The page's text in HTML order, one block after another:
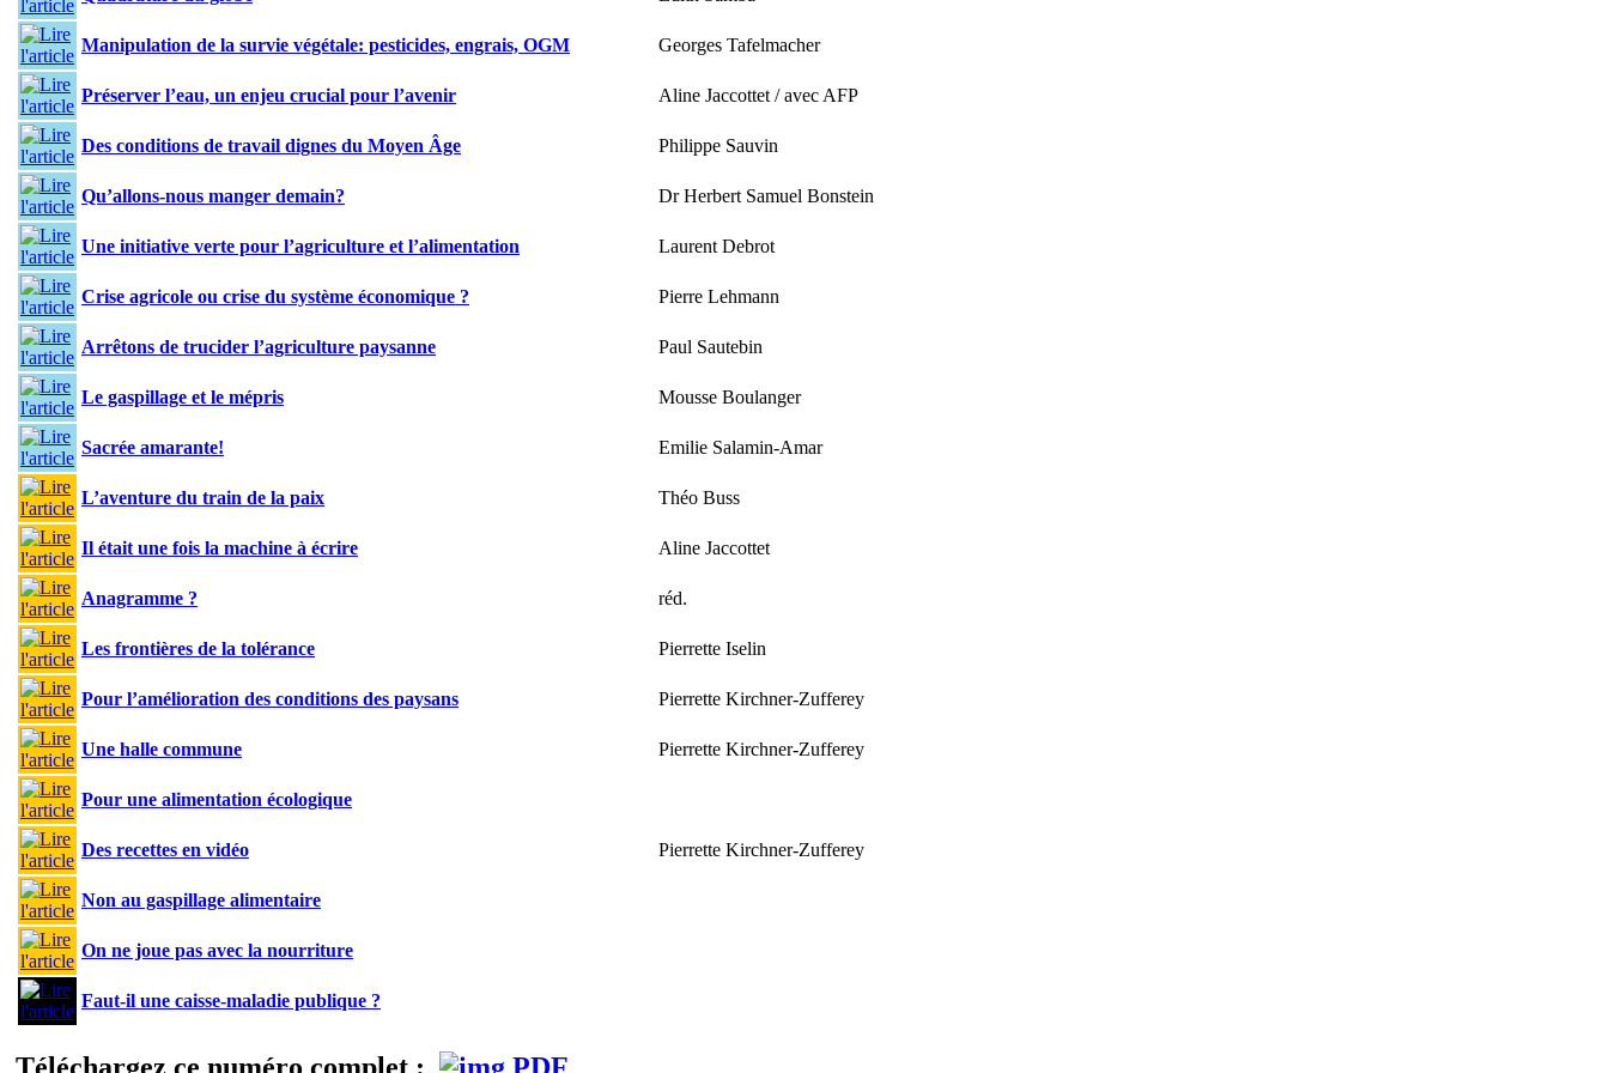
Manipulation de la survie végétale: pesticides, engrais, OGM Georges Tafelmacher
Préserver l’eau, un enjeu crucial pour l’avenir Aline Jaccottet / avec AFP
Des conditions de travail dignes du Moyen Âge Philippe Sauvin
Qu’allons-nous manger demain? Dr Herbert Samuel Bonstein
Une initiative verte pour l’agriculture et l’alimentation Laurent Debrot
Crise agricole ou crise du système économique ? Pierre Lehmann
Arrêtons de trucider l’agriculture paysanne Paul Sautebin
Le gaspillage et le mépris Mousse Boulanger
Sacrée amarante! Emilie Salamin-Amar
L’aventure du train de la paix Théo Buss
Il était une fois la machine à écrire Aline Jaccottet
Anagramme ? réd.
Les frontières de la tolérance Pierrette Iselin
Pour l’amélioration des conditions des paysans Pierrette Kirchner-Zufferey
Une halle commune Pierrette Kirchner-Zufferey
Pour une alimentation écologique
Des recettes en vidéo Pierrette Kirchner-Zufferey
Non au gaspillage alimentaire
On ne joue pas avec la nourriture
Faut-il une caisse-maladie publique ?